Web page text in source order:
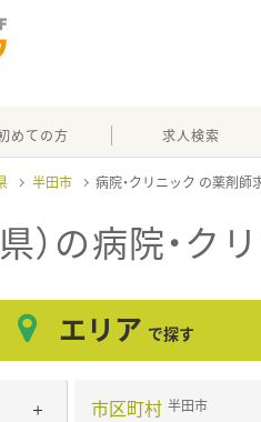
めての方 求人検索
半田市 病院・クリニック
）の病院・ク
エリア で探す
市区町村 半田市